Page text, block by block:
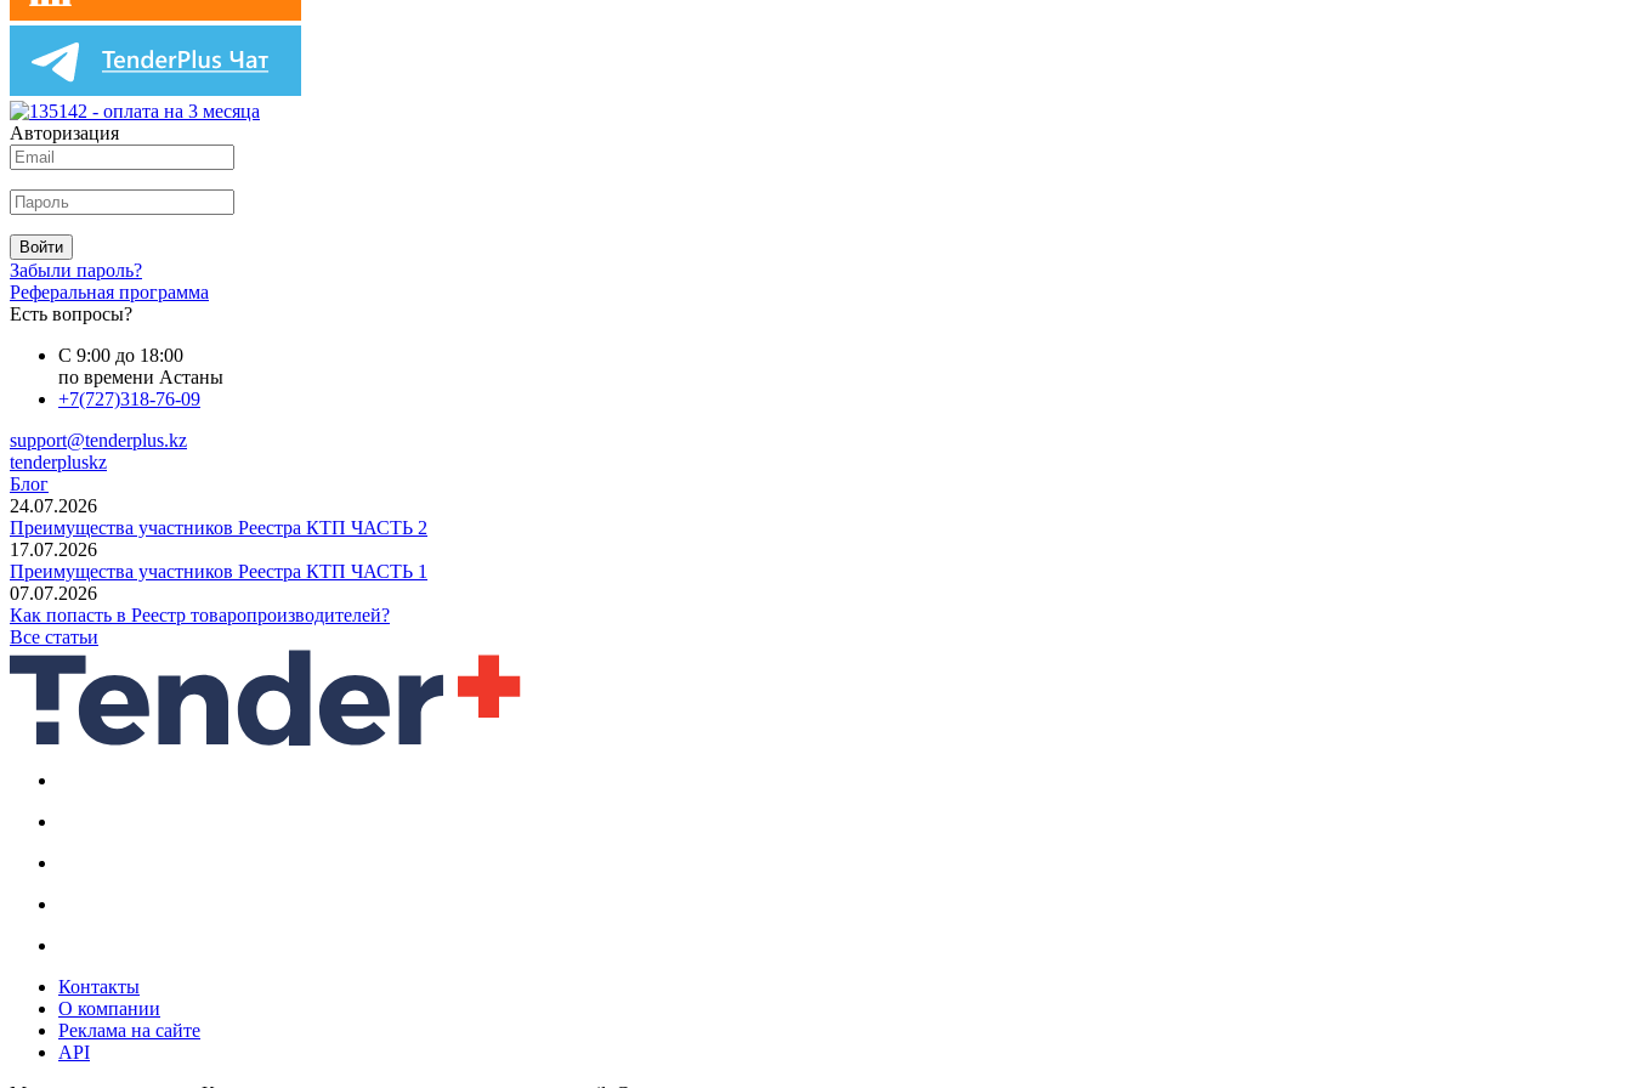
Авторизация
Войти
Забыли пароль?
Реферальная программа
Есть вопросы?
С 9:00 до 18:00
по времени Астаны
+7(727)318-76-09
support@tenderplus.kz
tenderpluskz
Блог
24.07.2026
Преимущества участников Реестра КТП ЧАСТЬ 2
17.07.2026
Преимущества участников Реестра КТП ЧАСТЬ 1
07.07.2026
Как попасть в Реестр товаропроизводителей?
Все статьи
Контакты
О компании
Реклама на сайте
API